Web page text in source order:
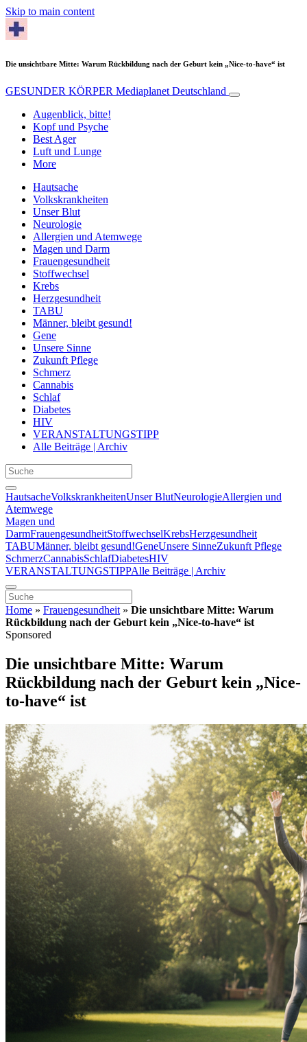
Skip to main content
Die unsichtbare Mitte: Warum Rückbildung nach der Geburt kein „Nice-to-have“ ist
GESUNDER KÖRPER Mediaplanet Deutschland
Augenblick, bitte!
Kopf und Psyche
Best Ager
Luft und Lunge
More
Hautsache
Volkskrankheiten
Unser Blut
Neurologie
Allergien und Atemwege
Magen und Darm
Frauengesundheit
Stoffwechsel
Krebs
Herzgesundheit
TABU
Männer, bleibt gesund!
Gene
Unsere Sinne
Zukunft Pflege
Schmerz
Cannabis
Schlaf
Diabetes
HIV
VERANSTALTUNGSTIPP
Alle Beiträge | Archiv
HautsacheVolkskrankheitenUnser BlutNeurologieAllergien und
Atemwege
Magen und
DarmFrauengesundheitStoffwechselKrebsHerzgesundheit
TABUMänner, bleibt gesund!GeneUnsere SinneZukunft Pflege
SchmerzCannabisSchlafDiabetesHIV
VERANSTALTUNGSTIPPAlle Beiträge | Archiv
Home » Frauengesundheit » Die unsichtbare Mitte: Warum
Rückbildung nach der Geburt kein „Nice-to-have“ ist
Sponsored
Die unsichtbare Mitte: Warum
Rückbildung nach der Geburt kein „Nice-
to-have“ ist